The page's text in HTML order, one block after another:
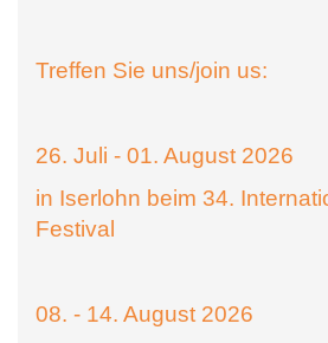
Treffen Sie uns/join us:
26. Juli - 01. August 2026
in Iserlohn beim 34.
Festival
08. - 14. August 2026